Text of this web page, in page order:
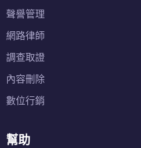
聲譽管理
網路律師
調查取證
內容刪除
數位行銷
幫助